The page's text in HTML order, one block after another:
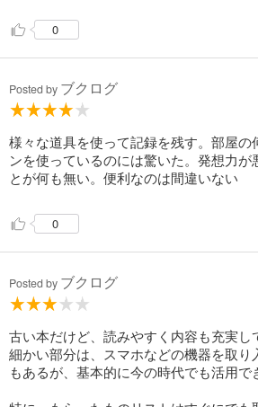
著書に、「１０分間リーディング」等が
と」に人生を助けてもらってきた。その
使って仕事で成果に結びつける方法や、
その試行錯誤の末実践している「記録」
を大きく分けて以下の５つの術に分けて
②記録読書術
③記録時間術
④記録健康術
上記の記録についても２つの特徴をあげ
②整理・分類・ファイリングはしない
２つの特徴からも難しい決まり事はなく
0
Posted by ブクログ
様々な道具を使って記録を残す。部屋の
ンを使っているのには驚いた。発想力が
とが何も無い。便利なのは間違いない
0
Posted by ブクログ
古い本だけど、読みやすく内容も充実し
細かい部分は、スマホなどの機器を取り
もあるが、基本的に今の時代でも活用で